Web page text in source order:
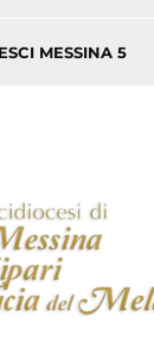
MESSINA 5